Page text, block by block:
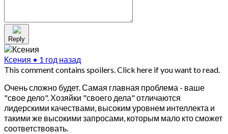
Reply
Ксения • 1 год назад
This comment contains spoilers.Click here if you want to read.
Очень сложно будет. Самая главная проблема - ваше
"свое дело". Хозяйки "своего дела" отличаются
лидерскими качествами, высоким уровнем интеллекта и
такими же высокими запросами, которым мало кто сможет
соответствовать.